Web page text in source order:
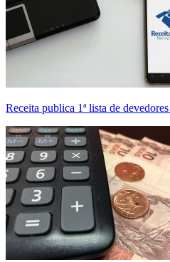
Receita publica 1ª lista de